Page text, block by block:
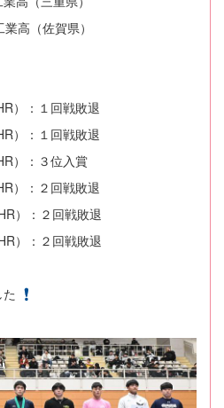
高（佐賀県）
）：１回戦敗退
）：１回戦敗退
）：３位入賞
）：２回戦敗退
）：２回戦敗退
）：２回戦敗退